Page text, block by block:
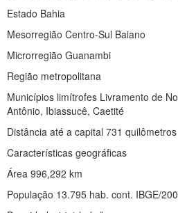
Estado Bahia
Mesorregião Centro-Sul Baiano
Microrregião Guanambi
Região metropolitana
Municípios limítrofes Livramento de
Antônio, Ibiassucê, Caetité
Distância até a capital 731 quilômetros
Características geográficas
Área 996,292 km
População 13.795 hab. cont. IBGE/